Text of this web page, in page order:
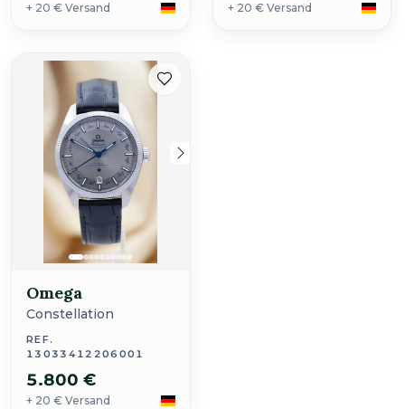
+ 20 € Versand + 20 € Versand
Omega
Constellation
REF.
13033412206001
5.800 €
+ 20 € Versand